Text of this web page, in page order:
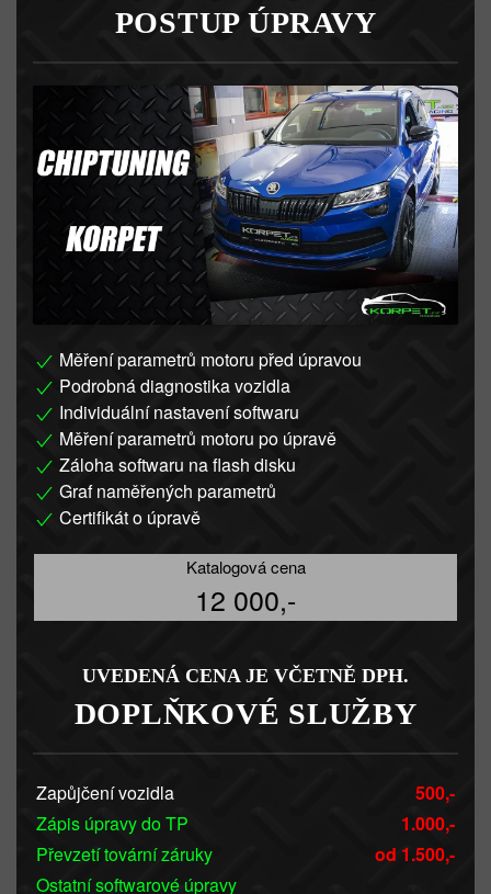
POSTUP ÚPRAVY
Měření parametrů motoru před úpravou
Podrobná diagnostika vozidla
Individuální nastavení softwaru
Měření parametrů motoru po úpravě
Záloha softwaru na flash disku
Graf naměřených parametrů
Certifikát o úpravě
Katalogová cena
12 000,-
UVEDENÁ CENA JE VČETNĚ DPH.
DOPLŇKOVÉ SLUŽBY
Zapůjčení vozidla
500,-
Zápis úpravy do TP
1.000,-
Převzetí tovární záruky
od 1.500,-
Ostatní softwarové úpravy